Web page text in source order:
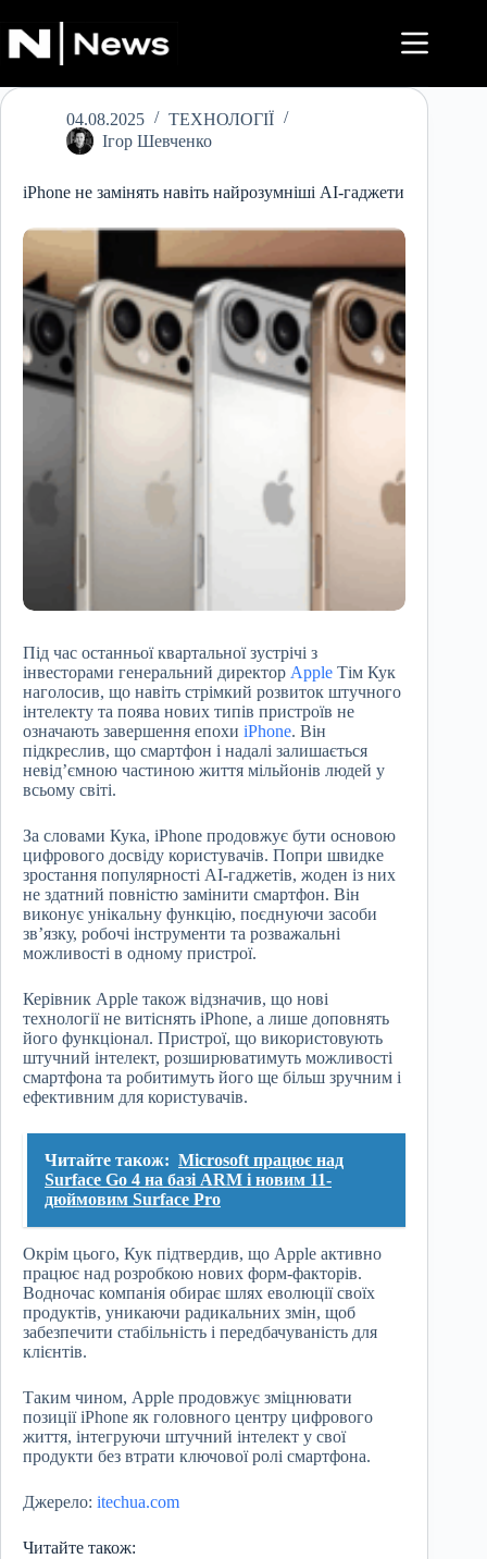
до
вмісту
04.08.2025
ТЕХНОЛОГІЇ
Ігор Шевченко
iPhone не замінять навіть найрозумніші AI-гаджети
Під час останньої квартальної зустрічі з
інвесторами генеральний директор Apple Тім Кук
наголосив, що навіть стрімкий розвиток штучного
інтелекту та поява нових типів пристроїв не
означають завершення епохи iPhone. Він
підкреслив, що смартфон і надалі залишається
невід’ємною частиною життя мільйонів людей у
всьому світі.
За словами Кука, iPhone продовжує бути основою
цифрового досвіду користувачів. Попри швидке
зростання популярності AI-гаджетів, жоден із них
не здатний повністю замінити смартфон. Він
виконує унікальну функцію, поєднуючи засоби
зв’язку, робочі інструменти та розважальні
можливості в одному пристрої.
Керівник Apple також відзначив, що нові
технології не витіснять iPhone, а лише доповнять
його функціонал. Пристрої, що використовують
штучний інтелект, розширюватимуть можливості
смартфона та робитимуть його ще більш зручним і
ефективним для користувачів.
Читайте також: Microsoft працює над
Surface Go 4 на базі ARM і новим 11-
дюймовим Surface Pro
Окрім цього, Кук підтвердив, що Apple активно
працює над розробкою нових форм-факторів.
Водночас компанія обирає шлях еволюції своїх
продуктів, уникаючи радикальних змін, щоб
забезпечити стабільність і передбачуваність для
клієнтів.
Таким чином, Apple продовжує зміцнювати
позиції iPhone як головного центру цифрового
життя, інтегруючи штучний інтелект у свої
продукти без втрати ключової ролі смартфона.
Джерело: itechua.com
Читайте також: